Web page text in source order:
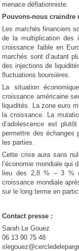
menace déflationniste.
Pouvons-nous craindre
Les marchés financiers
de la multiplication des
croissance faible en
marchés sont d’autant
des injections de
fluctuations boursières.
La situation
croissance américaine
liquidités. La zone euro
la croissance. La
d’adolescence est
permettre des échanges
les parties.
Cette crise aura sans
l’économie mondiale qui
lieu des 2,8 % – 3 %
croissance mondiale
sur le long terme en
Contact presse :
Sarah Le Gouez
06 13 90 75 48